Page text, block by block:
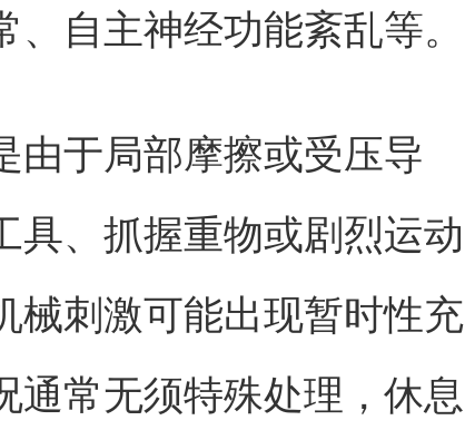
自主神经功能紊乱等。
由于局部摩擦或受压导
具、抓握重物或剧烈运动
械刺激可能出现暂时性充
通常无须特殊处理，休息